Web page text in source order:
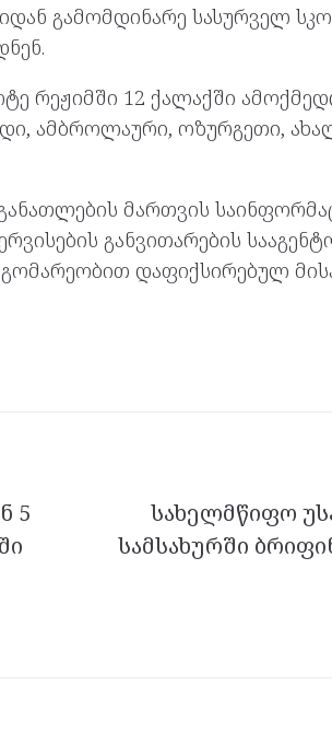
გამომდინარე სასურველ
რეჟიმში 12 ქალაქში
ამბროლაური, ოზურგეთი,
მართვის
განვითარების
დაფიქსირებულ
5
სახელმწიფო
სამსახურში